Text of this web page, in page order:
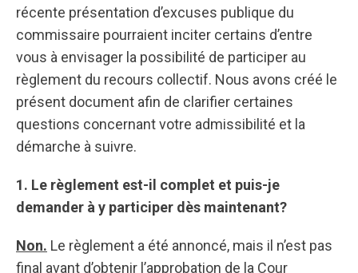
récente présentation d’excuses publique du
commissaire pourraient inciter certains d’entre
vous à envisager la possibilité de participer au
règlement du recours collectif. Nous avons créé le
présent document afin de clarifier certaines
questions concernant votre admissibilité et la
démarche à suivre.
1. Le règlement est-il complet et puis-je
demander à y participer dès maintenant?
Non. Le règlement a été annoncé, mais il n’est pas
final avant d’obtenir l’approbation de la Cour